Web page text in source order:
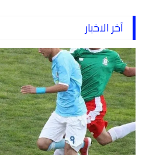
آخر الاخبار